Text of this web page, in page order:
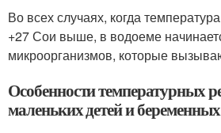
Во всех случаях, когда
+27 Сои выше, в водоеме
микроорганизмов, которые
Особенности температурных
маленьких детей и